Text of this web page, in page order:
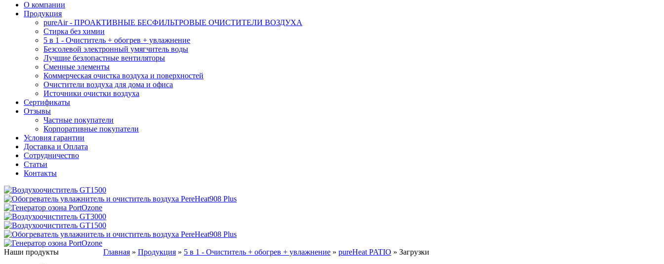
О компании
Продукция
pureAir - ПРОАКТИВНЫЕ БЕСФИЛЬТРОВЫЕ ОЧИСТИТЕЛИ ВОЗДУХА
Стирка без химии
5 в 1 - Очиститель + обогрев + увлажнение
Безсолевой электронный умягчитель воды
Лучшие безлопастные вентиляторы
Сменные элементы
Коммерческая очистка воздуха и поверхностей
Очистители воздуха для дома и офиса
Источники очистки воздуха
Сертификаты
Отзывы
Частные покупатели
Корпоративные покупатели
Условия гарантии
Доставка и Оплата
Сотрудничество
Статьи
Контакты
Наши продукты
Главная » Продукция » 5 в 1 - Очиститель + обогрев + увлажнение » pureHeat PATIO » Загрузки